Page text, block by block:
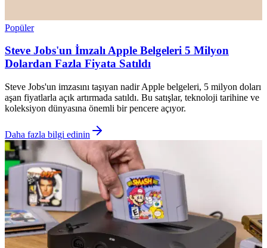
Popüler
Steve Jobs'un İmzalı Apple Belgeleri 5 Milyon
Dolardan Fazla Fiyata Satıldı
Steve Jobs'un imzasını taşıyan nadir Apple belgeleri, 5 milyon doları
aşan fiyatlarla açık artırmada satıldı. Bu satışlar, teknoloji tarihine ve
koleksiyon dünyasına önemli bir pencere açıyor.
Daha fazla bilgi edinin